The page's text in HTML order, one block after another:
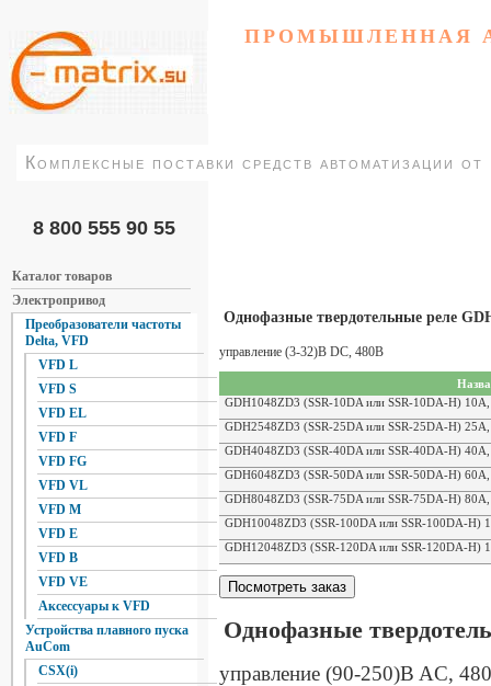
ПРОМЫШЛЕННАЯ
Комплексные поставки средств автоматизации
8 800 555 90 55
Каталог товаров
Электропривод
Преобразователи частоты
Delta, VFD
VFD L
VFD S
VFD EL
VFD F
VFD FG
VFD VL
VFD M
VFD E
VFD B
VFD VE
Аксессуары к VFD
Устройства плавного пуска
AuCom
CSX(i)
Однофазные твердотельные реле
управление (3-32)B DC, 480В
GDH1048ZD3 (SSR-10DA или SSR-10DA-H)
GDH2548ZD3 (SSR-25DA или SSR-25DA-H)
GDH4048ZD3 (SSR-40DA или SSR-40DA-H)
GDH6048ZD3 (SSR-50DA или SSR-50DA-H)
GDH8048ZD3 (SSR-75DA или SSR-75DA-H)
GDH10048ZD3 (SSR-100DA или SSR-100DA-H)
GDH12048ZD3 (SSR-120DA или SSR-120DA-H)
Однофазные
управление (90-250)B AC,